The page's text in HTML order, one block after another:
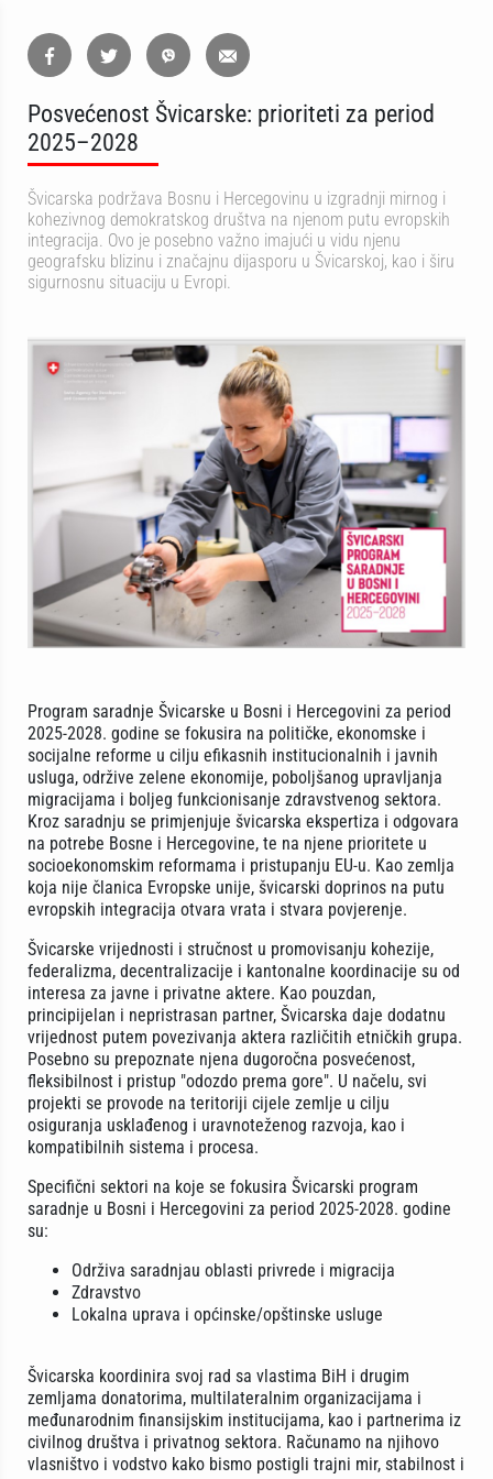
Posvećenost Švicarske: prioriteti za period
2025–2028
Švicarska podržava Bosnu i Hercegovinu u izgradnji mirnog i
kohezivnog demokratskog društva na njenom putu evropskih
integracija. Ovo je posebno važno imajući u vidu njenu
geografsku blizinu i značajnu dijasporu u Švicarskoj, kao i širu
sigurnosnu situaciju u Evropi.
Program saradnje Švicarske u Bosni i Hercegovini za period
2025-2028. godine se fokusira na političke, ekonomske i
socijalne reforme u cilju efikasnih institucionalnih i javnih
usluga, održive zelene ekonomije, poboljšanog upravljanja
migracijama i boljeg funkcionisanje zdravstvenog sektora.
Kroz saradnju se primjenjuje švicarska ekspertiza i odgovara
na potrebe Bosne i Hercegovine, te na njene prioritete u
socioekonomskim reformama i pristupanju EU-u. Kao zemlja
koja nije članica Evropske unije, švicarski doprinos na putu
evropskih integracija otvara vrata i stvara povjerenje.
Švicarske vrijednosti i stručnost u promovisanju kohezije,
federalizma, decentralizacije i kantonalne koordinacije su od
interesa za javne i privatne aktere. Kao pouzdan,
principijelan i nepristrasan partner, Švicarska daje dodatnu
vrijednost putem povezivanja aktera različitih etničkih grupa.
Posebno su prepoznate njena dugoročna posvećenost,
fleksibilnost i pristup "odozdo prema gore". U načelu, svi
projekti se provode na teritoriji cijele zemlje u cilju
osiguranja usklađenog i uravnoteženog razvoja, kao i
kompatibilnih sistema i procesa.
Specifični sektori na koje se fokusira Švicarski program
saradnje u Bosni i Hercegovini za period 2025-2028. godine
su:
Održiva saradnjau oblasti privrede i migracija
Zdravstvo
Lokalna uprava i općinske/opštinske usluge
Švicarska koordinira svoj rad sa vlastima BiH i drugim
zemljama donatorima, multilateralnim organizacijama i
međunarodnim finansijskim institucijama, kao i partnerima iz
civilnog društva i privatnog sektora. Računamo na njihovo
vlasništvo i vodstvo kako bismo postigli trajni mir, stabilnost i